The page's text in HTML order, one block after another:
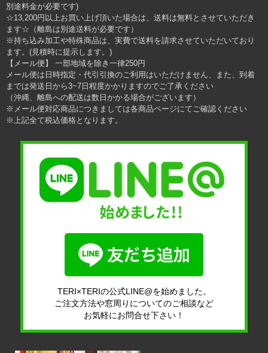
別途料金が必要です)
☆13,200円以上お買い上げ頂いた場合は、送料は無料とさせていただき
ます☆（離島は別途送料が必要です）
※持ち込み加工や特殊商品は、実費で送料を請求させていただいており
ます。(見積時に提示します。)
【メール便】 一部地域を除き一律250円
メール便は日時指定・代引引換のご利用はいただけません、また、到着
までは発送日から3~7日程度かかりますのでご了承ください
（沖縄、離島への配送は数日かかる場合がございます）
※メール便対応商品につきましては各商品ページにてご確認ください
※上記全て税込価格となります。
TERI×TERIの公式LINE@を始めました。
ご注文方法や窓周りについてのご相談など
お気軽にお問合せ下さい！